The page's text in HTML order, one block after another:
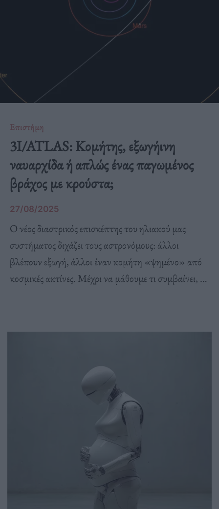
Επιστήμη
3I/ATLAS: Kομήτης, εξωγήινη
ναυαρχίδα ή απλώς ένας παγωμένος
βράχος με κρούστα;
27/08/2025
Ο νέος διαστρικός επισκέπτης του ηλιακού μας
συστήματος διχάζει τους αστρονόμους: άλλοι
βλέπουν εξωγή, άλλοι έναν κομήτη «ψημένο» από
κοσμικές ακτίνες. Μέχρι να μάθουμε τι συμβαίνει, η